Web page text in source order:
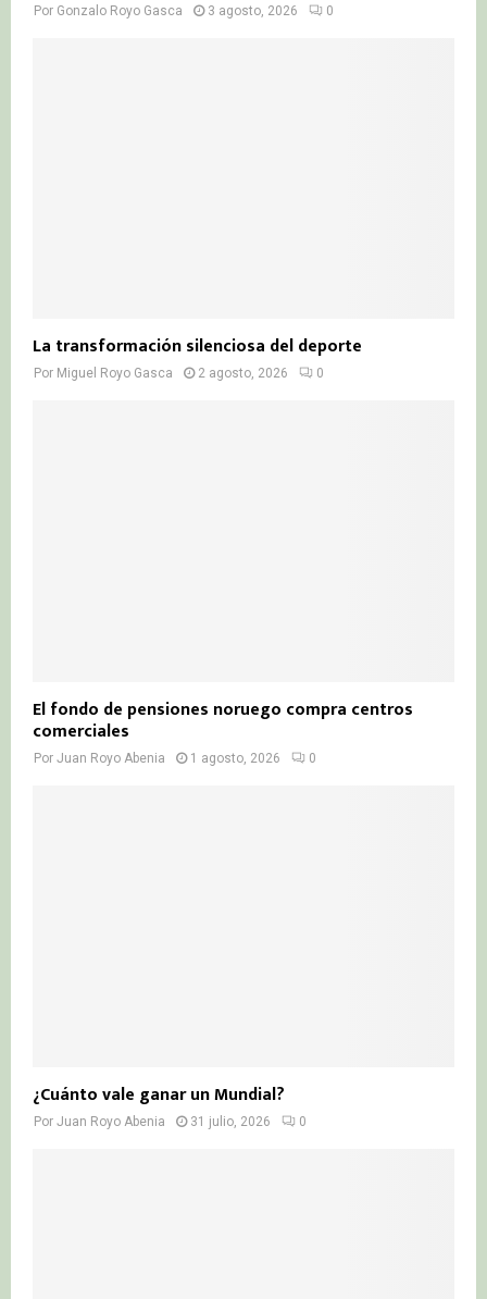
Por Gonzalo Royo Gasca 3 agosto, 2026 0
La transformación silenciosa del deporte
Por Miguel Royo Gasca 2 agosto, 2026 0
El fondo de pensiones noruego compra centros
comerciales
Por Juan Royo Abenia 1 agosto, 2026 0
¿Cuánto vale ganar un Mundial?
Por Juan Royo Abenia 31 julio, 2026 0